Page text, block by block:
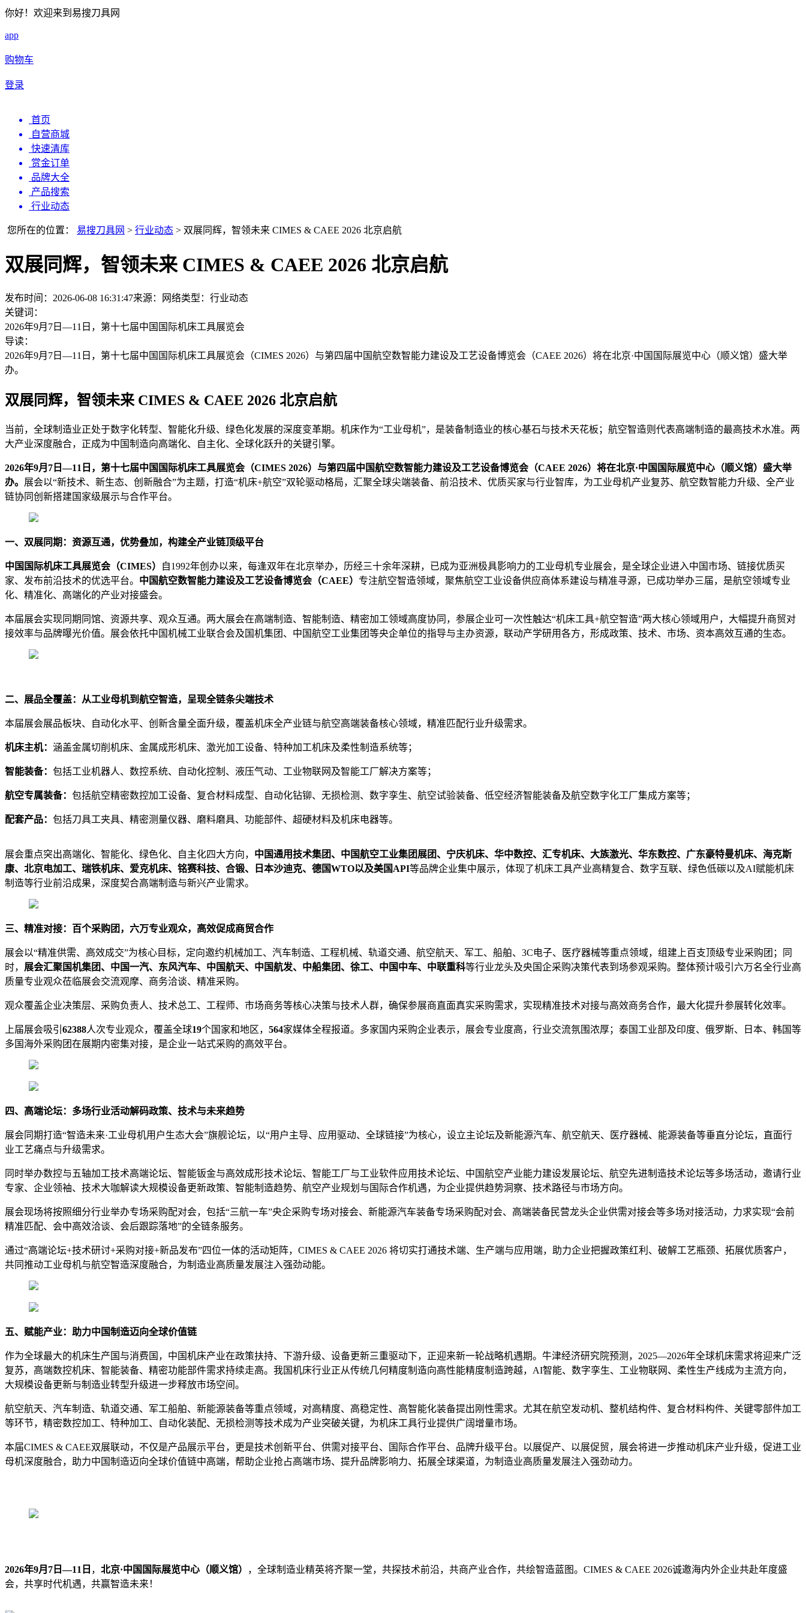
你好！欢迎来到易搜刀具网
app
购物车
登录
首页
自营商城
快速清库
赏金订单
品牌大全
产品搜索
行业动态
您所在的位置： 易搜刀具网 > 行业动态 > 双展同辉，智领未来 CIMES & CAEE 2026 北京启航
双展同辉，智领未来 CIMES & CAEE 2026 北京启航
发布时间：2026-06-08 16:31:47来源：网络类型： 行业动态
关键词：
2026年9月7日—11日，第十七届中国国际机床工具展览会
导读：
2026年9月7日—11日，第十七届中国国际机床工具展览会（CIMES 2026）与第四届中国航空数智能力建设及工艺设备博览会（CAEE 2026）将在北京·中国国际展览中心（顺义馆）盛大举
办。
双展同辉，智领未来 CIMES & CAEE 2026 北京启航
当前，全球制造业正处于数字化转型、智能化升级、绿色化发展的深度变革期。机床作为“工业母机”，是装备制造业的核心基石与技术天花板；航空智造则代表高端制造的最高技术水准。两
大产业深度融合，正成为中国制造向高端化、自主化、全球化跃升的关键引擎。
2026年9月7日—11日，第十七届中国国际机床工具展览会（CIMES 2026）与第四届中国航空数智能力建设及工艺设备博览会（CAEE 2026）将在北京·中国国际展览中心（顺义馆）盛大举
办。 展会以“新技术、新生态、创新融合”为主题，打造“机床+航空”双轮驱动格局，汇聚全球尖端装备、前沿技术、优质买家与行业智库，为工业母机产业复苏、航空数智能力升级、全产业
链协同创新搭建国家级展示与合作平台。
一、双展同期：资源互通，优势叠加，构建全产业链顶级平台
中国国际机床工具展览会（CIMES）
自1992年创办以来，每逢双年在北京举办，历经三十余年深耕，已成为亚洲极具影响力的工业母机专业展会，是全球企业进入中国市场、链接优质买
家、发布前沿技术的优选平台。 中国航空数智能力建设及工艺设备博览会（CAEE） 专注航空智造领域，聚焦航空工业设备供应商体系建设与精准寻源，已成功举办三届，是航空领域专业
化、精准化、高端化的产业对接盛会。
本届展会实现同期同馆、资源共享、观众互通。两大展会在高端制造、智能制造、精密加工领域高度协同，参展企业可一次性触达“机床工具+航空智造”两大核心领域用户，大幅提升商贸对
接效率与品牌曝光价值。展会依托中国机械工业联合会及国机集团、中国航空工业集团等央企单位的指导与主办资源，联动产学研用各方，形成政策、技术、市场、资本高效互通的生态。
二、展品全覆盖：从工业母机到航空智造，呈现全链条尖端技术
本届展会展品板块、自动化水平、创新含量全面升级，覆盖机床全产业链与航空高端装备核心领域，精准匹配行业升级需求。
机床主机： 涵盖金属切削机床、金属成形机床、激光加工设备、特种加工机床及柔性制造系统等；
智能装备： 包括工业机器人、数控系统、自动化控制、液压气动、工业物联网及智能工厂解决方案等；
航空专属装备： 包括航空精密数控加工设备、复合材料成型、自动化钻铆、无损检测、数字孪生、航空试验装备、低空经济智能装备及航空数字化工厂集成方案等；
配套产品： 包括刀具工夹具、精密测量仪器、磨料磨具、功能部件、超硬材料及机床电器等。
展会重点突出高端化、智能化、绿色化、自主化四大方向， 中国通用技术集团、中国航空工业集团展团、宁庆机床、华中数控、汇专机床、大族激光、华东数控、广东豪特曼机床、海克斯
康、北京电加工、瑞铁机床、爱克机床、铭赛科技、合锻、日本沙迪克、德国WTO以及美国API等品牌企业集中展示，体现了机床工具产业高精复合、数字互联、绿色低碳以及AI赋能机床
制造等行业前沿成果，深度契合高端制造与新兴产业需求。
三、精准对接：百个采购团，六万专业观众，高效促成商贸合作
展会以“精准供需、高效成交”为核心目标，定向邀约机械加工、汽车制造、工程机械、轨道交通、航空航天、军工、船舶、3C电子、医疗器械等重点领域，组建上百支顶级专业采购团；同
时， 展会汇聚国机集团、中国一汽、东风汽车、中国航天、中国航发、中船集团、徐工、中国中车、中联重科等行业龙头及央国企采购决策代表到场参观采购。整体预计吸引六万名全行业高
质量专业观众莅临展会交流观摩、商务洽谈、精准采购。
观众覆盖企业决策层、采购负责人、技术总工、工程师、市场商务等核心决策与技术人群，确保参展商直面真实采购需求，实现精准技术对接与高效商务合作，最大化提升参展转化效率。
上届展会吸引 62388人次专业观众，覆盖全球19个国家和地区， 564家媒体全程报道。多家国内采购企业表示，展会专业度高，行业交流氛围浓厚；泰国工业部及印度、俄罗斯、日本、韩国等
多国海外采购团在展期内密集对接，是企业一站式采购的高效平台。
四、高端论坛：多场行业活动解码政策、技术与未来趋势
展会同期打造“智造未来·工业母机用户生态大会”旗舰论坛，以“用户主导、应用驱动、全球链接”为核心，设立主论坛及新能源汽车、航空航天、医疗器械、能源装备等垂直分论坛，直面行
业工艺痛点与升级需求。
同时举办数控与五轴加工技术高端论坛、智能钣金与高效成形技术论坛、智能工厂与工业软件应用技术论坛、中国航空产业能力建设发展论坛、航空先进制造技术论坛等多场活动，邀请行业
专家、企业领袖、技术大咖解读大规模设备更新政策、智能制造趋势、航空产业规划与国际合作机遇，为企业提供趋势洞察、技术路径与市场方向。
展会现场将按照细分行业举办专场采购配对会，包括“三航一车”央企采购专场对接会、新能源汽车装备专场采购配对会、高端装备民营龙头企业供需对接会等多场对接活动，力求实现“会前
精准匹配、会中高效洽谈、会后跟踪落地”的全链条服务。
通过“高端论坛+技术研讨+采购对接+新品发布”四位一体的活动矩阵，CIMES & CAEE 2026 将切实打通技术端、生产端与应用端，助力企业把握政策红利、破解工艺瓶颈、拓展优质客户，
共同推动工业母机与航空智造深度融合，为制造业高质量发展注入强劲动能。
五、赋能产业：助力中国制造迈向全球价值链
作为全球最大的机床生产国与消费国，中国机床产业在政策扶持、下游升级、设备更新三重驱动下，正迎来新一轮战略机遇期。牛津经济研究院预测，2025—2026年全球机床需求将迎来广泛
复苏，高端数控机床、智能装备、精密功能部件需求持续走高。我国机床行业正从传统几何精度制造向高性能精度制造跨越，AI智能、数字孪生、工业物联网、柔性生产线成为主流方向，
大规模设备更新与制造业转型升级进一步释放市场空间。
航空航天、汽车制造、轨道交通、军工船舶、新能源装备等重点领域，对高精度、高稳定性、高智能化装备提出刚性需求。尤其在航空发动机、整机结构件、复合材料构件、关键零部件加工
等环节，精密数控加工、特种加工、自动化装配、无损检测等技术成为产业突破关键，为机床工具行业提供广阔增量市场。
本届CIMES & CAEE双展联动，不仅是产品展示平台，更是技术创新平台、供需对接平台、国际合作平台、品牌升级平台。以展促产、以展促贸，展会将进一步推动机床产业升级，促进工业
母机深度融合，助力中国制造迈向全球价值链中高端，帮助企业抢占高端市场、提升品牌影响力、拓展全球渠道，为制造业高质量发展注入强劲动力。
2026年9月7日—11日 ， 北京·中国国际展览中心（顺义馆）
，全球制造业精英将齐聚一堂，共探技术前沿，共商产业合作，共绘智造蓝图。CIMES & CAEE 2026诚邀海内外企业共赴年度盛
会，共享时代机遇，共赢智造未来！